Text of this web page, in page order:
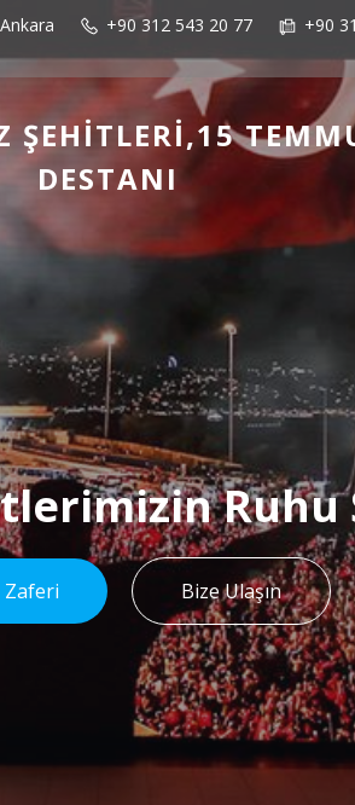
+90 312 543 20 77
+90
ŞEHITLERI,15
DESTANI
Ruhu
Bize Ulaşın